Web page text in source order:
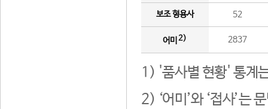
보조 형용사 52
어미 2) 2837
1) '품사별 현황' 통계
2) ‘어미’와 ‘접사’는